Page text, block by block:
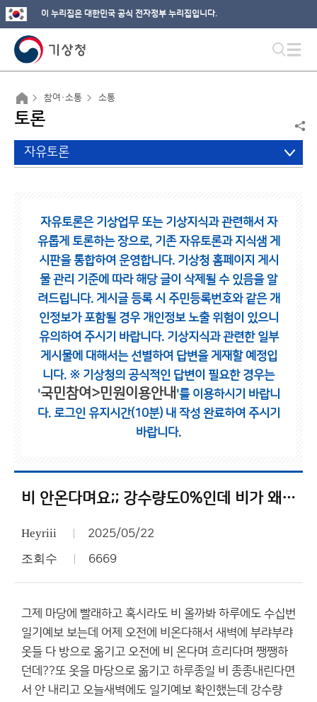
이 누리집은 대한민국 공식 전자정부 누리집입니다.
참여·소통 소통
토론
자유토론
자유토론은 기상업무 또는 기상지식과 관련해서 자
유롭게 토론하는 장으로, 기존 자유토론과 지식샘 게
시판을 통합하여 운영합니다. 기상청 홈페이지 게시
물 관리 기준에 따라 해당 글이 삭제될 수 있음을 알
려드립니다. 게시글 등록 시 주민등록번호와 같은 개
인정보가 포함될 경우 개인정보 노출 위험이 있으니
유의하여 주시기 바랍니다. 기상지식과 관련한 일부
게시물에 대해서는 선별하여 답변을 게재할 예정입
니다. ※ 기상청의 공식적인 답변이 필요한 경우는
'국민참여>민원이용안내 '를 이용하시기 바랍니
다. 로그인 유지시간(10분) 내 작성 완료하여 주시기
바랍니다.
비 안온다며요;; 강수량도0%인데 비가 왜 옴
Heyriii 2025/05/22
조회수 6669
그제 마당에 빨래하고 혹시라도 비 올까봐 하루에도 수십번
일기예보 보는데 어제 오전에 비온다해서 새벽에 부랴부랴
옷들 다 방으로 옮기고 오전에 비 온다며 흐리다며 쨍쨍하
던데??또 옷을 마당으로 옮기고 하루종일 비 종종내린다면
서 안 내리고 오늘새벽에도 일기예보 확인했는데 강수량